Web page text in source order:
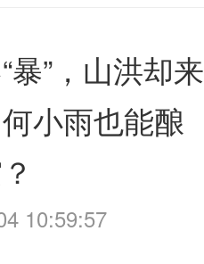
暴”，山洪却来
小雨也能酿
10:59:57